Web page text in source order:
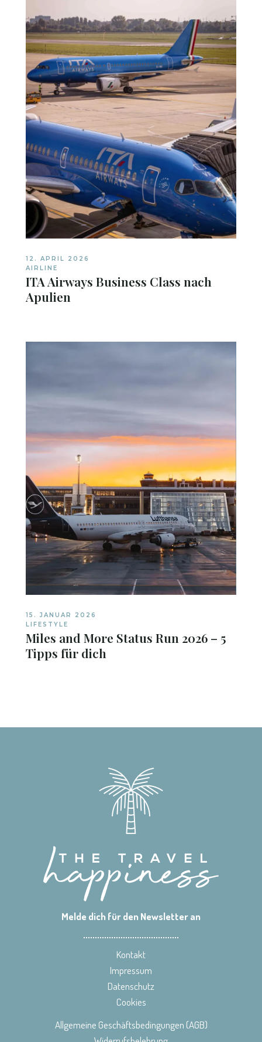
12. APRIL 2026
AIRLINE
ITA Airways Business Class nach
Apulien
15. JANUAR 2026
LIFESTYLE
Miles and More Status Run 2026 – 5
Tipps für dich
Melde dich für den Newsletter an
Kontakt
Impressum
Datenschutz
Cookies
Allgemeine Geschäftsbedingungen (AGB)